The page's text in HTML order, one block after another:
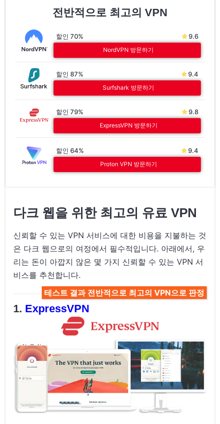
전반적으로 최고의 VPN
할인 70% 9.6
NordVPN 방문하기
할인 87% 9.4
Surfshark 방문하기
할인 79% 9.8
ExpressVPN 방문하기
할인 64% 9.4
Proton VPN 방문하기
다크 웹을 위한 최고의 유료 VPN
신뢰할 수 있는 VPN 서비스에 대한 비용을 지불하는 것
은 다크 웹으로의 여정에서 필수적입니다. 아래에서, 우
리는 돈이 아깝지 않은 몇 가지 신뢰할 수 있는 VPN 서
비스를 추천합니다.
테스트 결과 전반적으로 최고의 VPN으로 판정
ExpressVPN